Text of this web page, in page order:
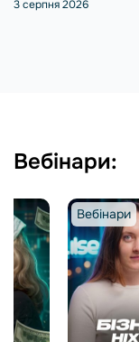
3 серпня 2026
Вебінари:
Вебінари